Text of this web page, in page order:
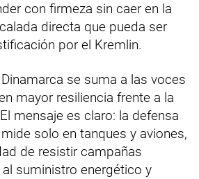
con firmeza sin caer en la
directa que pueda ser
por el Kremlin.
se suma a las voces
mayor resiliencia frente a la
mensaje es claro: la defensa
solo en tanques y aviones,
de resistir campañas
suministro energético y